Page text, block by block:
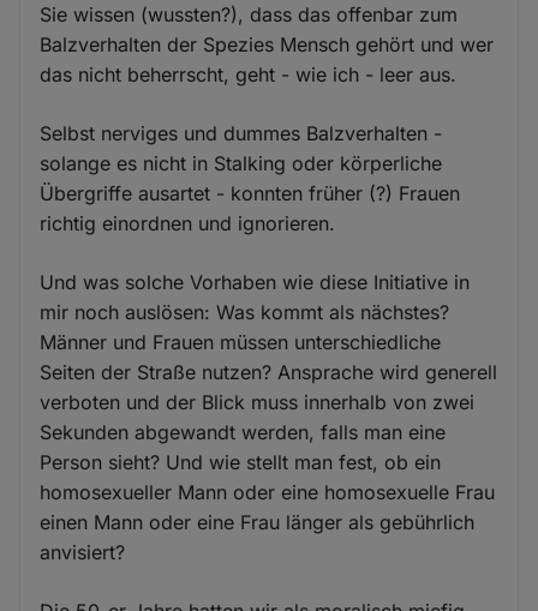
Sie wissen (wussten?), dass das offenbar zum
Balzverhalten der Spezies Mensch gehört und wer
das nicht beherrscht, geht - wie ich - leer aus.
Selbst nerviges und dummes Balzverhalten -
solange es nicht in Stalking oder körperliche
Übergriffe ausartet - konnten früher (?) Frauen
richtig einordnen und ignorieren.
Und was solche Vorhaben wie diese Initiative in
mir noch auslösen: Was kommt als nächstes?
Männer und Frauen müssen unterschiedliche
Seiten der Straße nutzen? Ansprache wird generell
verboten und der Blick muss innerhalb von zwei
Sekunden abgewandt werden, falls man eine
Person sieht? Und wie stellt man fest, ob ein
homosexueller Mann oder eine homosexuelle Frau
einen Mann oder eine Frau länger als gebührlich
anvisiert?